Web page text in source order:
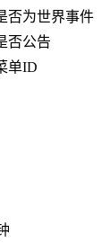
否为世界事件
否公告
单ID